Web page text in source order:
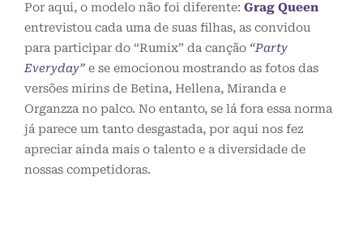
Por aqui, o modelo não foi diferente: Grag Queen
entrevistou cada uma de suas filhas, as convidou
para participar do “Rumix” da canção “Party
Everyday” e se emocionou mostrando as fotos das
versões mirins de Betina, Hellena, Miranda e
Organzza no palco. No entanto, se lá fora essa norma
já parece um tanto desgastada, por aqui nos fez
apreciar ainda mais o talento e a diversidade de
nossas competidoras.